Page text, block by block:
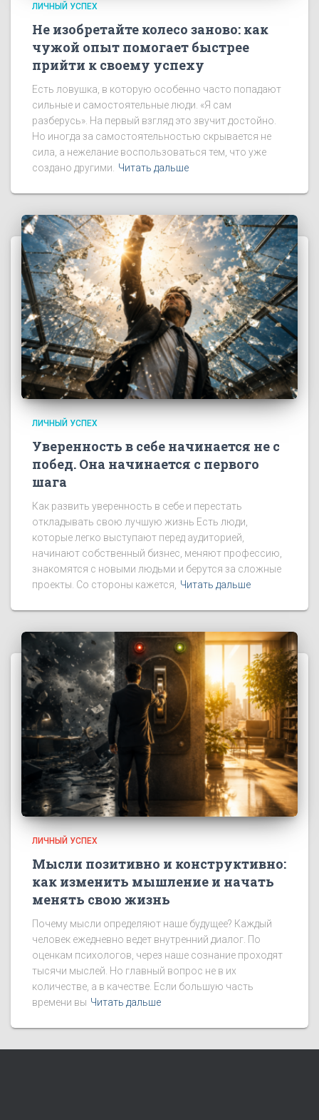
ЛИЧНЫЙ УСПЕХ
Не изобретайте колесо заново: как
чужой опыт помогает быстрее
прийти к своему успеху
Есть ловушка, в которую особенно часто попадают
сильные и самостоятельные люди. «Я сам
разберусь». На первый взгляд это звучит достойно.
Но иногда за самостоятельностью скрывается не
сила, а нежелание воспользоваться тем, что уже
создано другими.
Читать дальше
ЛИЧНЫЙ УСПЕХ
Уверенность в себе начинается не с
побед. Она начинается с первого
шага
Как развить уверенность в себе и перестать
откладывать свою лучшую жизнь Есть люди,
которые легко выступают перед аудиторией,
начинают собственный бизнес, меняют профессию,
знакомятся с новыми людьми и берутся за сложные
проекты. Со стороны кажется, Читать дальше
ЛИЧНЫЙ УСПЕХ
Мысли позитивно и конструктивно:
как изменить мышление и начать
менять свою жизнь
Почему мысли определяют наше будущее? Каждый
человек ежедневно ведет внутренний диалог. По
оценкам психологов, через наше сознание проходят
тысячи мыслей. Но главный вопрос не в их
количестве, а в качестве. Если большую часть
времени вы Читать дальше